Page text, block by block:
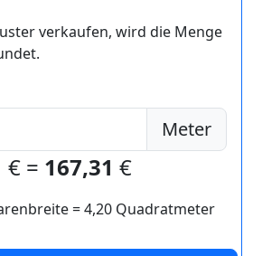
verkaufen, wird die Menge
Meter
€ = 167,31 €
=4,20 Quadratmeter